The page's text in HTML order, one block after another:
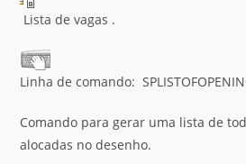
Lista de vagas .
Linha de comando:
Comando para gerar uma lista de
alocadas no desenho.